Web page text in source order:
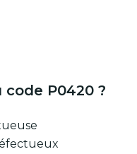
P0420 ?